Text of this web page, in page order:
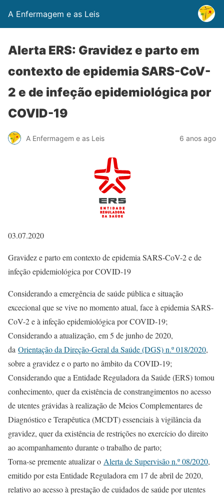
A Enfermagem e as Leis
Alerta ERS: Gravidez e parto em
contexto de epidemia SARS-CoV-
2 e de infeção epidemiológica por
COVID-19
A Enfermagem e as Leis 6 anos ago
03.07.2020
Gravidez e parto em contexto de epidemia SARS-CoV-2 e de
infeção epidemiológica por COVID-19
Considerando a emergência de saúde pública e situação
excecional que se vive no momento atual, face à epidemia SARS-
CoV-2 e à infeção epidemiológica por COVID-19;
Considerando a atualização, em 5 de junho de 2020,
da Orientação da Direção-Geral da Saúde (DGS) n.º 018/2020,
sobre a gravidez e o parto no âmbito da COVID-19;
Considerando que a Entidade Reguladora da Saúde (ERS) tomou
conhecimento, quer da existência de constrangimentos no acesso
de utentes grávidas à realização de Meios Complementares de
Diagnóstico e Terapêutica (MCDT) essenciais à vigilância da
gravidez, quer da existência de restrições no exercício do direito
ao acompanhamento durante o trabalho de parto;
Torna-se premente atualizar o Alerta de Supervisão n.º 08/2020,
emitido por esta Entidade Reguladora em 17 de abril de 2020,
relativo ao acesso à prestação de cuidados de saúde por utentes